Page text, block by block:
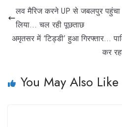
लव मैरिज करने UP से जबलपुर
लिया… चल रही पूछताछ
अमृतसर में ‘टिड्डी’ हुआ गिरफ्तार…
कर
You May Also Like